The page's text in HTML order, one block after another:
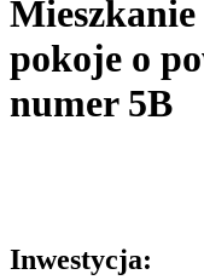
Mieszkanie
pokoje o
numer 5B
Inwestycja: